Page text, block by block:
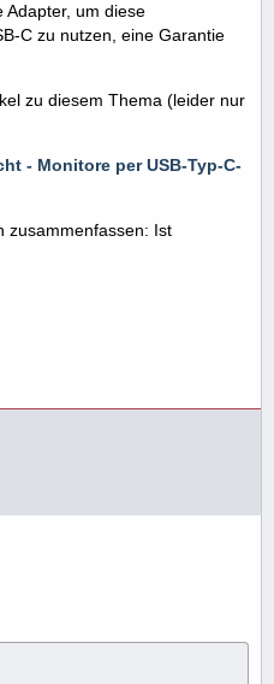
Adapter, um diese
C zu nutzen, eine Garantie
zu diesem Thema (leider nur
- Monitore per USB-Typ-C-
zusammenfassen: Ist